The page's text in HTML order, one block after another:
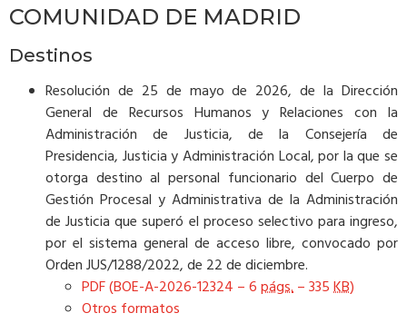
COMUNIDAD DE MADRID
Destinos
Resolución de 25 de mayo de 2026, de la Dirección
General de Recursos Humanos y Relaciones con la
Administración de Justicia, de la Consejería de
Presidencia, Justicia y Administración Local, por la que se
otorga destino al personal funcionario del Cuerpo de
Gestión Procesal y Administrativa de la Administración
de Justicia que superó el proceso selectivo para ingreso,
por el sistema general de acceso libre, convocado por
Orden JUS/1288/2022, de 22 de diciembre.
PDF (BOE-A-2026-12324 – 6págs.– 335KB)
Otros formatos